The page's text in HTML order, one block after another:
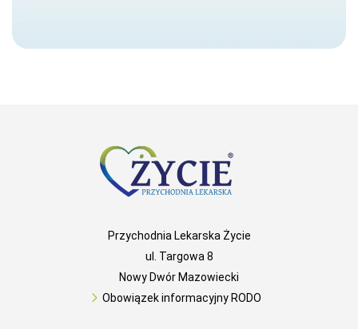
Przychodnia Lekarska Życie
ul. Targowa 8
Nowy Dwór Mazowiecki
Obowiązek informacyjny RODO